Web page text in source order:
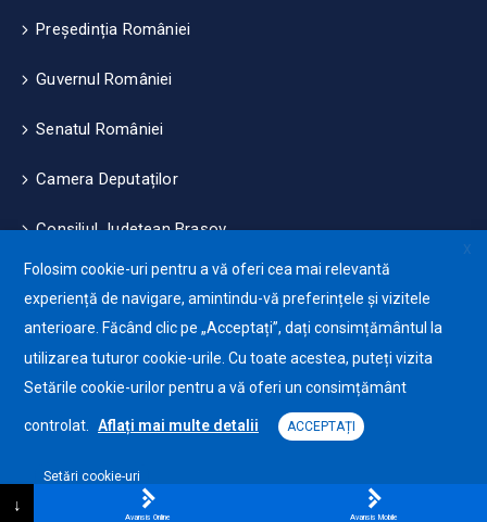
Președinția României
Guvernul României
Senatul României
Camera Deputaților
Consiliul Județean Brașov
Măsuri de mediu și climă
Protecția datelor cu caracter personale (GDPR)
Politica de utilizare a Cookie-urilor
Primăria Orașului Ghimbav © 2025. Toate drepturile
X
Folosim cookie-uri pentru a vă oferi cea mai relevantă
experiență de navigare, amintindu-vă preferințele și vizitele
anterioare. Făcând clic pe „Acceptați”, dați consimțământul la
utilizarea tuturor cookie-urile. Cu toate acestea, puteți vizita
Setările cookie-urilor pentru a vă oferi un consimțământ
controlat. Aflați mai multe detalii ACCEPTAȚI
Setări cookie-uri
↓
Avansis Online Avansis Mobile